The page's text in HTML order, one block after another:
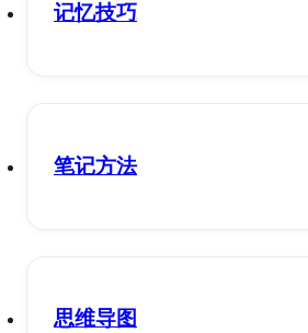
记忆技巧
笔记方法
思维导图